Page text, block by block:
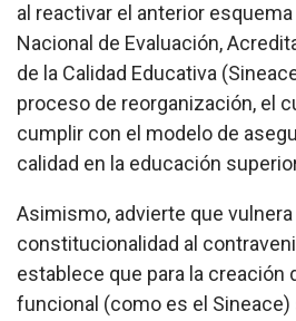
al reactivar el anterior
Nacional de Evaluación,
de la Calidad Educativa
proceso de reorganización, el
cumplir con el modelo de
calidad en la educación
Asimismo, advierte que
constitucionalidad al
establece que para la creación
funcional (como es el